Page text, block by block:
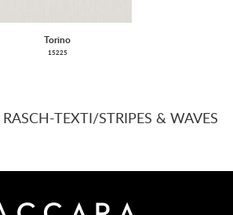
Torino
15225
TEXTI/STRIPES & WAVES